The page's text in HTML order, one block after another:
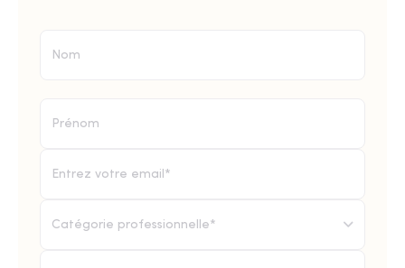
Catégorie professionnelle*